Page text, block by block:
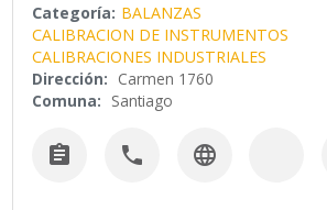
Categoría: BALANZAS
CALIBRACION DE INSTRUMENTOS
CALIBRACIONES INDUSTRIALES
Dirección: Carmen 1760
Comuna: Santiago
  